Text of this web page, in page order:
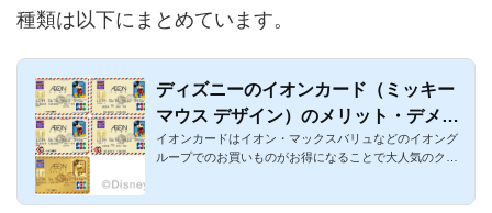
種類は以下にまとめています。
ディズニーのイオンカード（ミッキー
マウス デザイン）のメリット・デメリ
ット・比較まとめ
イオンカードはイオン・マックスバリュなどのイオング
ループでのお買いものがお得になることで大人気のクレ